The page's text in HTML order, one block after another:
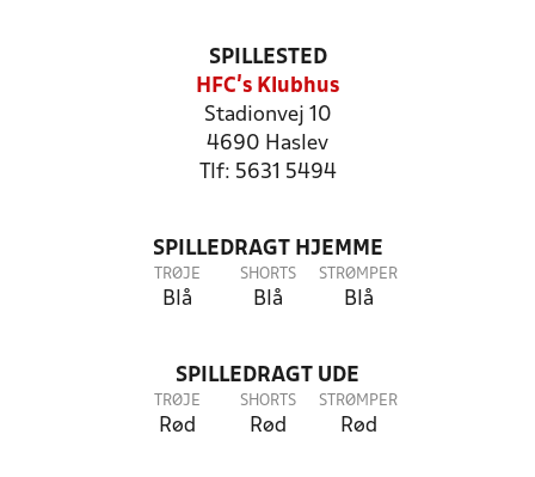
SPILLESTED
HFC's Klubhus
Stadionvej 10
4690 Haslev
Tlf: 5631 5494
SPILLEDRAGT HJEMME
TRØJE
Blå
SHORTS
Blå
STRØMPER
Blå
SPILLEDRAGT UDE
TRØJE
Rød
SHORTS
Rød
STRØMPER
Rød